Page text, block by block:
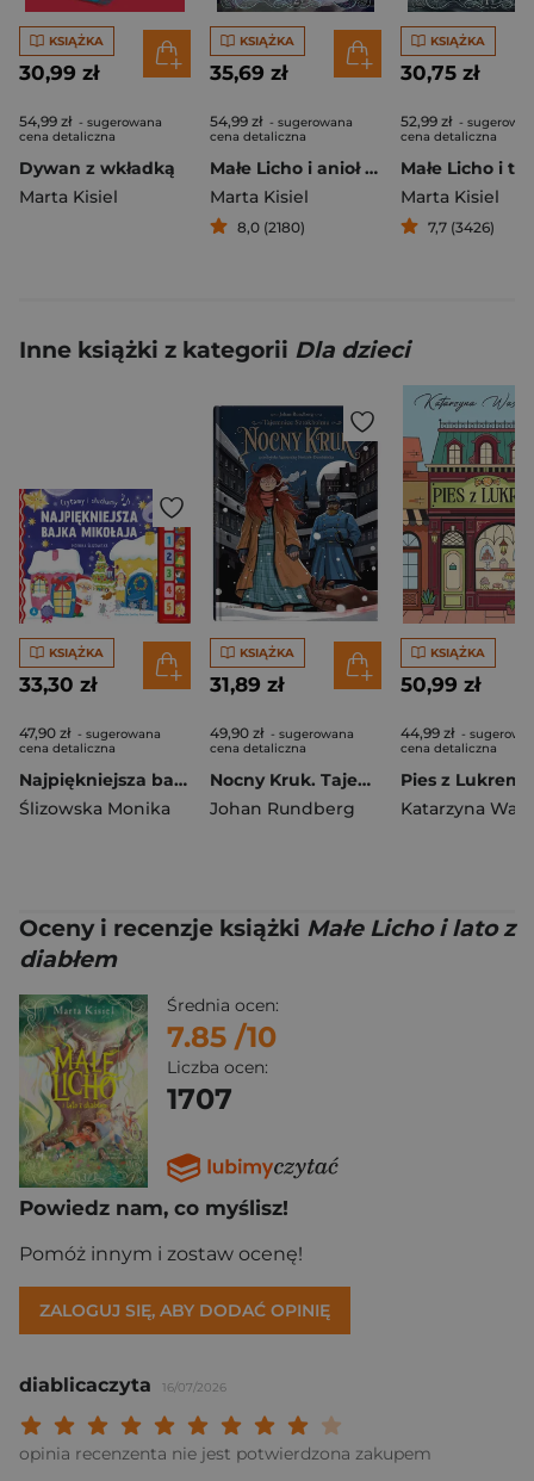
KSIĄŻKA
30,99 zł
54,99 zł - sugerowana
cena detaliczna
Dywan z wkładką
Marta Kisiel
KSIĄŻKA
35,69 zł
54,99 zł - sugerowana
cena detaliczna
Małe Licho i anioł z kamienia
Marta Kisiel
8,0 (2180)
KSIĄŻKA
30,75 zł
52,99 zł -
cena detaliczna
Marta Kisiel
7,7 (3426)
Inne książki z kategorii Dla dzieci
KSIĄŻKA
33,30 zł
47,90 zł - sugerowana
cena detaliczna
Najpiękniejsza bajka Mikołaja. Czytamy i słuchamy
Ślizowska Monika
KSIĄŻKA
31,89 zł
49,90 zł - sugerowana
cena detaliczna
Nocny Kruk. Tajemnice Sztokholmu
Johan Rundberg
KSIĄŻKA
50,99 zł
44,99 zł -
cena detaliczna
Pies z Lukrem
Oceny i recenzje książki Małe Licho i lato z
diabłem
Średnia ocen:
7.85 /10
Liczba ocen:
1707
Powiedz nam, co myślisz!
Pomóż innym i zostaw ocenę!
ZALOGUJ SIĘ, ABY DODAĆ OPINIĘ
diablicaczyta 16/07/2026
Twoja ocena:
Twoja ocena: Wybitna 9/
Twoja ocena: Rewelacyjna 8/
Twoja ocena: Bardzo dobra 7/10"
Twoja ocena: Dobra 6/10"
Twoja ocena: Przeciętna 5/10"
Twoja ocena: Może być 4/10"
Twoja ocena: Słaba 3/10"
Twoja ocena: Bardzo słaba 2/10"
Twoja ocena: Beznadziejna 1/10"
opinia recenzenta nie jest potwierdzona zakupem